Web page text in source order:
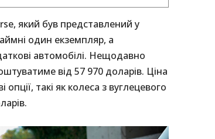
який був представлений у
один екземпляр, а
автомобілі. Нещодавно
від 57 970 доларів. Ціна
такі як колеса з вуглецевого